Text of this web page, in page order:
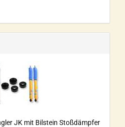
JK mit Bilstein Stoßdämpfer